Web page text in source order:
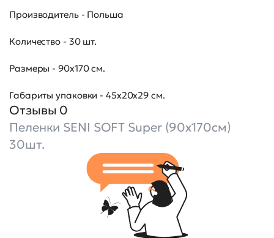
Производитель - Польша
Количество - 30 шт.
Размеры - 90х170 см.
Габариты упаковки - 45х20х29 см.
Отзывы 0
Пеленки SENI SOFT Super (90x170см)
30шт.